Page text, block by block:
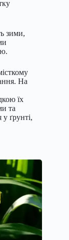
зими,
На
їх
та
ґрунті,